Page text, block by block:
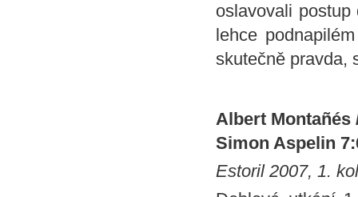
oslavovali
lehce
skutečně pravda,
Albert Montañés
Simon Aspelin
Estoril 2007, 1.